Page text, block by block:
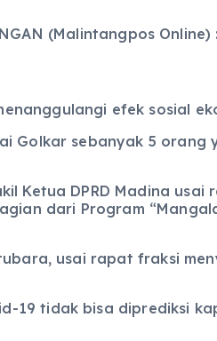
(Malintangpos
efek sosial
Golkar sebanyak 5
Ketua DPRD Madina
dari Program
usai rapat fraksi
19 tidak bisa diprediksi